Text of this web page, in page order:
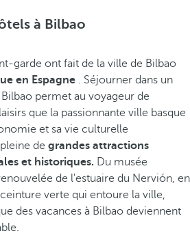
à Bilbao
garde ont fait de la ville de Bilbao
en Espagne . Séjourner dans un
permet au voyageur de
que la passionnante ville basque
et sa vie culturelle
de grandes attractions
et historiques. Du musée
de l'estuaire du Nervión, en
verte qui entoure la ville,
des vacances à Bilbao deviennent